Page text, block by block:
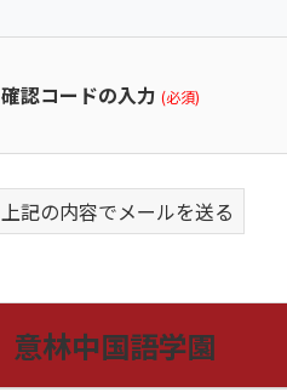
確認コードの入力 (必須)
上記の内容でメールを送る
意林中国語学園